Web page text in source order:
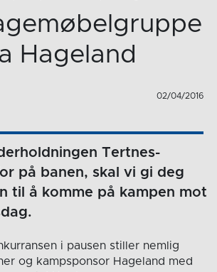
Hageland
02/04/2016
Tertnes-
på banen, skal vi gi deg
til å komme på kampen mot
i pausen stiller nemlig
og kampsponsor Hageland med